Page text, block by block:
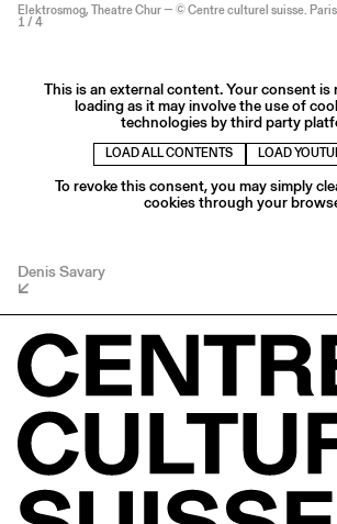
Elektrosmog, Theatre Chur — © Centre culturel suisse. Paris
1 / 4
This is an external content. Your consent
loading as it may involve the use of
technologies by third party
LOAD ALL CONTENTS LOAD
To revoke this consent, you may simply
cookies through your
Denis Savary